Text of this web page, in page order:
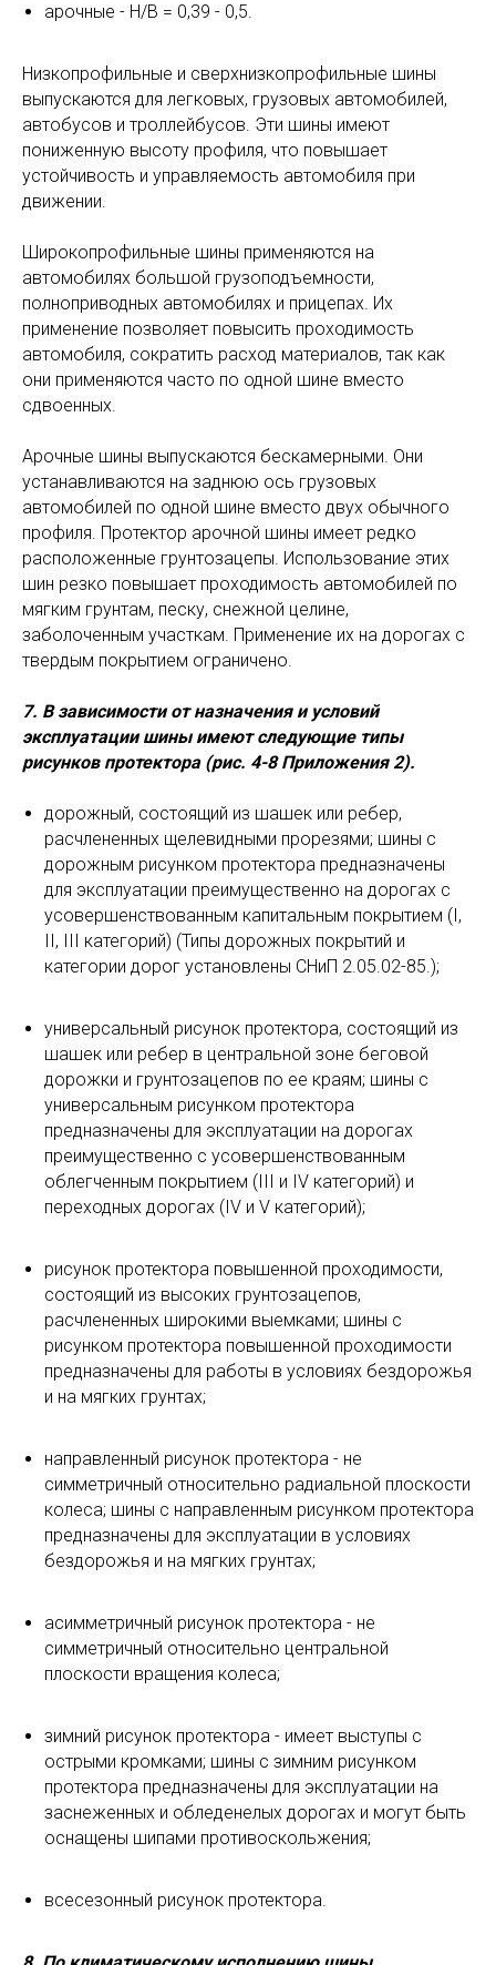
арочные - Н/В = 0,39 - 0,5.
Низкопрофильные и сверхнизкопрофильные шины
выпускаются для легковых, грузовых автомобилей,
автобусов и троллейбусов. Эти шины имеют
пониженную высоту профиля, что повышает
устойчивость и управляемость автомобиля при
движении.
Широкопрофильные шины применяются на
автомобилях большой грузоподъемности,
полноприводных автомобилях и прицепах. Их
применение позволяет повысить проходимость
автомобиля, сократить расход материалов, так как
они применяются часто по одной шине вместо
сдвоенных.
Арочные шины выпускаются бескамерными. Они
устанавливаются на заднюю ось грузовых
автомобилей по одной шине вместо двух обычного
профиля. Протектор арочной шины имеет редко
расположенные грунтозацепы. Использование этих
шин резко повышает проходимость автомобилей по
мягким грунтам, песку, снежной целине,
заболоченным участкам. Применение их на дорогах с
твердым покрытием ограничено.
7. В зависимости от назначения и условий
эксплуатации шины имеют следующие типы
рисунков протектора (рис. 4-8 Приложения 2).
дорожный, состоящий из шашек или ребер,
расчлененных щелевидными прорезями; шины с
дорожным рисунком протектора предназначены
для эксплуатации преимущественно на дорогах с
усовершенствованным капитальным покрытием (I,
II, III категорий) (Типы дорожных покрытий и
категории дорог установлены СНиП 2.05.02-85.);
универсальный рисунок протектора, состоящий из
шашек или ребер в центральной зоне беговой
дорожки и грунтозацепов по ее краям; шины с
универсальным рисунком протектора
предназначены для эксплуатации на дорогах
преимущественно с усовершенствованным
облегченным покрытием (III и IV категорий) и
переходных дорогах (IV и V категорий);
рисунок протектора повышенной проходимости,
состоящий из высоких грунтозацепов,
расчлененных широкими выемками; шины с
рисунком протектора повышенной проходимости
предназначены для работы в условиях бездорожья
и на мягких грунтах;
направленный рисунок протектора - не
симметричный относительно радиальной плоскости
колеса; шины с направленным рисунком протектора
предназначены для эксплуатации в условиях
бездорожья и на мягких грунтах;
асимметричный рисунок протектора - не
симметричный относительно центральной
плоскости вращения колеса;
зимний рисунок протектора - имеет выступы с
острыми кромками; шины с зимним рисунком
протектора предназначены для эксплуатации на
заснеженных и обледенелых дорогах и могут быть
оснащены шипами противоскольжения;
всесезонный рисунок протектора.